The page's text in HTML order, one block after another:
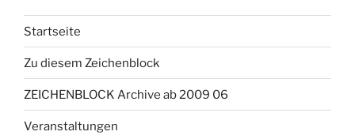
Startseite
Zu diesem Zeichenblock
ZEICHENBLOCK Archive ab 2009 06
Veranstaltungen